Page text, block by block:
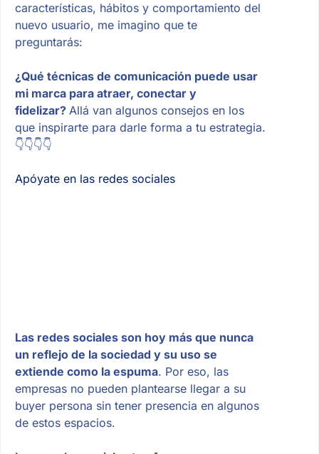
características, hábitos y comportamiento del
nuevo usuario, me imagino que te
preguntarás:
¿Qué técnicas de comunicación puede usar
mi marca para atraer, conectar y
fidelizar? Allá van algunos consejos en los
que inspirarte para darle forma a tu estrategia.
👇👇👇👇
Apóyate en las redes sociales
Las redes sociales son hoy más que nunca
un reflejo de la sociedad y su uso se
extiende como la espuma. Por eso, las
empresas no pueden plantearse llegar a su
buyer persona sin tener presencia en algunos
de estos espacios.